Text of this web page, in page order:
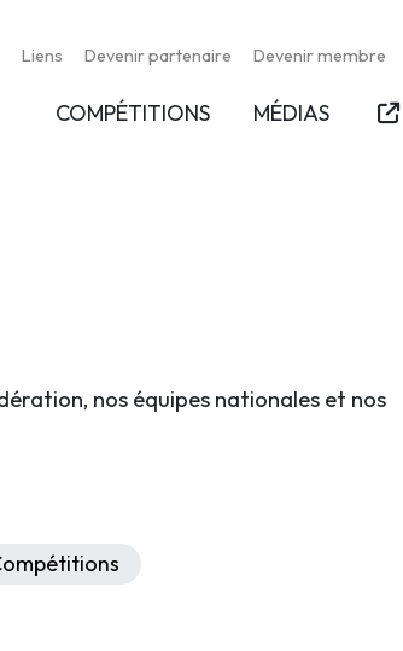
Liens Devenir partenaire Devenir membre
COMPÉTITIONS MÉDIAS
nos équipes nationales et nos